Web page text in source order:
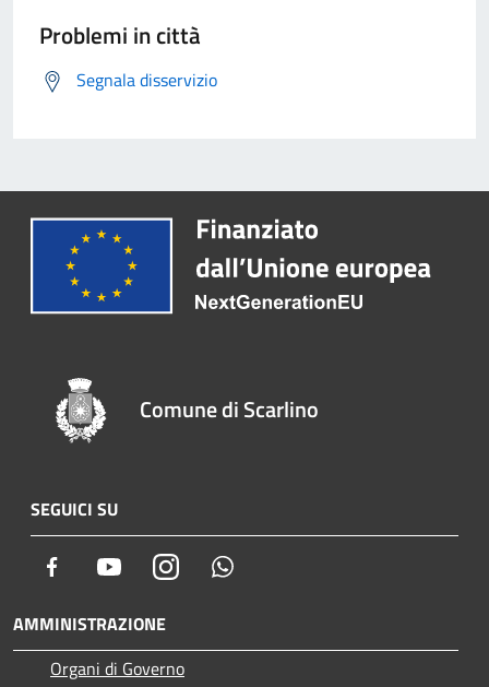
Problemi in città
Segnala disservizio
Comune di Scarlino
SEGUICI SU
Facebook YoutubeInstagram
AMMINISTRAZIONE
Organi di Governo